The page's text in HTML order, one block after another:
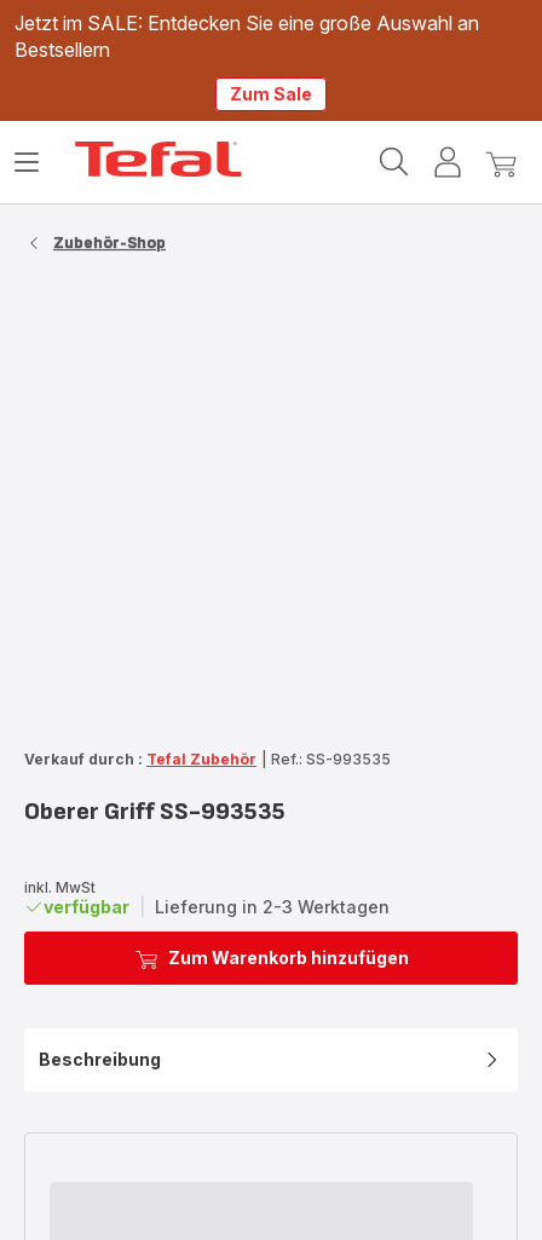
Jetzt im SALE: Entdecken Sie eine große Auswahl an
Bestsellern
Zum Sale
Mein
Mein
Das
Zubehör-Shop
Verkauf durch : Tefal Zubehör Ref.: SS-993535
Oberer Griff SS-993535
inkl. MwSt
verfügbar Lieferung in 2-3 Werktagen
Zum Warenkorb hinzufügen
Beschreibung